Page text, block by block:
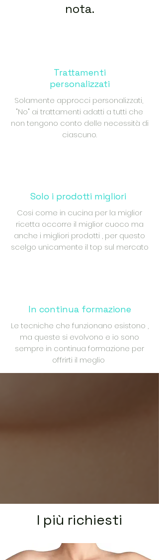
nota.
Trattamenti
personalizzati
Solamente approcci personalizzati,
"No" ai trattamenti adatti a tutti che
non tengono conto delle necessità di
ciascuno.
Solo i prodotti migliori
Cosi come in cucina per la miglior
ricetta occorre il miglior cuoco ma
anche i migliori prodotti , per questo
scelgo unicamente il top sul mercato
In continua formazione
Le tecniche che funzionano esistono ,
ma queste si evolvono e io sono
sempre in continua formazione per
offrirti il meglio
I più richiesti